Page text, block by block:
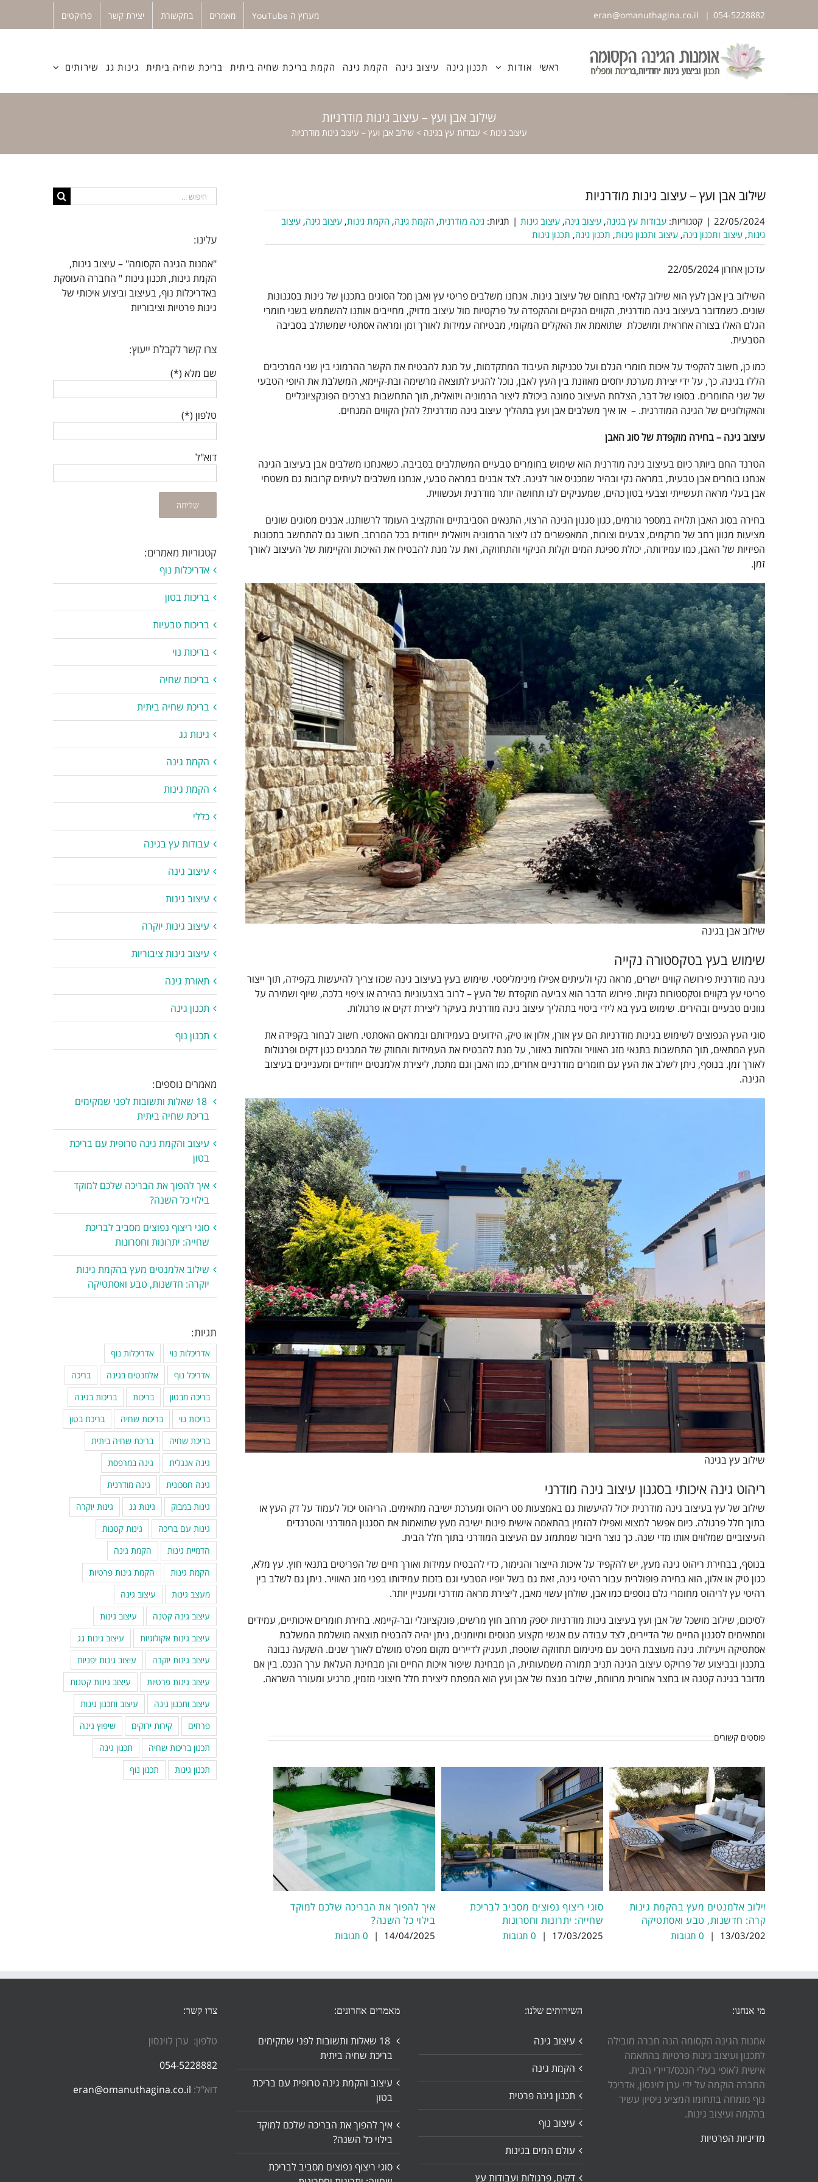
פתח סרגל נגישות
054-5228882
| מערוץ ה YouTube מאמרים בתקשורת יצירת קשר פרויקטים
ראשי אודות תכנון גינה עיצוב גינה הקמת גינה הקמת בריכת שחיה ביתית בריכת שחיה ביתית גינות גג שירותים
שילוב אבן ועץ – עיצוב גינות מודרניות
עיצוב גינות > עבודות עץ בגינה >שילוב אבן ועץ – עיצוב גינות מודרניות
שילוב אבן ועץ – עיצוב גינות מודרניות
22/05/2024
| קטגוריות: עבודות עץ בגינה, עיצוב גינה, עיצוב גינות | תגיות: גינה מודרנית, הקמת גינה, הקמת גינות, עיצוב גינה, עיצוב
גינות, עיצוב ותכנון גינה, עיצוב ותכנון גינות, תכנון גינה, תכנון גינות
עדכון אחרון 22/05/2024
השילוב בין אבן לעץ הוא שילוב קלאסי בתחום של עיצוב גינות. אנחנו משלבים פריטי עץ ואבן מכל הסוגים בתכנון של גינות בסגנונות
שונים. כשמדובר בעיצוב גינה מודרנית, הקווים הנקיים וההקפדה על פרקטיות מול עיצוב מדויק, מחייבים אותנו להשתמש בשני חומרי
הגלם האלו בצורה אחראית ומושכלת שתואמת את האקלים המקומי, מבטיחה עמידות לאורך זמן ומראה אסתטי שמשתלב בסביבה
הטבעית.
כמו כן, חשוב להקפיד על איכות חומרי הגלם ועל טכניקות העיבוד המתקדמות, על מנת להבטיח את הקשר ההרמוני בין שני המרכיבים
הללו בגינה. כך, על ידי יצירת מערכת יחסים מאוזנת בין העץ לאבן, נוכל להגיע לתוצאה מרשימה ובת-קיימא, המשלבת את היופי הטבעי
של שני החומרים. בסופו של דבר, הצלחת העיצוב טמונה ביכולת ליצור הרמוניה ויזואלית, תוך התחשבות בצרכים הפונקציונליים
והאקולוגיים של הגינה המודרנית. – אז איך משלבים אבן ועץ בתהליך עיצוב גינה מודרנית? להלן הקווים המנחים.
עיצוב גינה – בחירה מוקפדת של סוג האבן
הטרנד החם ביותר כיום בעיצוב גינה מודרנית הוא שימוש בחומרים טבעיים המשתלבים בסביבה. כשאנחנו משלבים אבן בעיצוב הגינה
אנחנו בוחרים אבן טבעית, במראה נקי ובהיר שמכניס אור לגינה. לצד אבנים במראה טבעי, אנחנו משלבים לעיתים קרובות גם משטחי
אבן בעלי מראה תעשייתי וצבעי בטון כהים, שמעניקים לנו תחושה יותר מודרנית ועכשווית.
בחירה בסוג האבן תלויה במספר גורמים, כגון סגנון הגינה הרצוי, התנאים הסביבתיים והתקציב העומד לרשותנו. אבנים מסוגים שונים
מציעות מגוון רחב של מרקמים, צבעים וצורות, המאפשרים לנו ליצור הרמוניה ויזואלית ייחודית בכל המרחב. חשוב גם להתחשב בתכונות
הפיזיות של האבן, כמו עמידותה, יכולת ספיגת המים וקלות הניקוי והתחזוקה, זאת על מנת להבטיח את האיכות והקיימות של העיצוב לאורך
זמן.
שילוב אבן בגינה
שימוש בעץ בטקסטורה נקייה
גינה מודרנית פירושה קווים ישרים, מראה נקי ולעיתים אפילו מינימליסטי. שימוש בעץ בעיצוב גינה שכזו צריך להיעשות בקפידה, תוך ייצור
פריטי עץ בקווים וטקסטורות נקיות. פירוש הדבר הוא צביעה מוקפדת של העץ – לרוב בצבעוניות בהירה או ציפוי בלכה, שיוף ושמירה על
גוונים טבעיים ובהירים. שימוש בעץ בא לידי ביטוי בתהליך עיצוב גינה מודרנית בעיקר ליצירת דקים או פרגולות.
סוגי העץ הנפוצים לשימוש בגינות מודרניות הם עץ אורן, אלון או טיק, הידועים בעמידותם ובמראם האסתטי. חשוב לבחור בקפידה את
העץ המתאים, תוך התחשבות בתנאי מזג האוויר והלחות באזור, על מנת להבטיח את העמידות והחוזק של המבנים כגון דקים ופרגולות
לאורך זמן. בנוסף, ניתן לשלב את העץ עם חומרים מודרניים אחרים, כמו האבן וגם מתכת, ליצירת אלמנטים ייחודיים ומעניינים בעיצוב
הגינה.
שילוב עץ בגינה
ריהוט גינה איכותי בסגנון עיצוב גינה מודרני
שילוב של עץ בעיצוב גינה מודרנית יכול להיעשות גם באמצעות סט ריהוט ומערכת ישיבה מתאימים. הריהוט יכול לעמוד על דק העץ או
בתוך חלל פרגולה. כיום אפשר למצוא ואפילו להזמין בהתאמה אישית פינות ישיבה מעץ שתואמות את הסגנון המודרני והטרנדים
העיצוביים שמלווים אותו מדי שנה. כך נוצר חיבור שמתמזג עם העיצוב המודרני בתוך חלל הבית.
בנוסף, בבחירת ריהוט גינה מעץ, יש להקפיד על איכות הייצור והגימור, כדי להבטיח עמידות ואורך חיים של הפריטים בתנאי חוץ. עץ מלא,
כגון טיק או אלון, הוא בחירה פופולרית עבור רהיטי גינה, זאת גם בשל יופיו הטבעי וגם בזכות עמידותו בפני מזג האוויר. ניתן גם לשלב בין
רהיטי עץ לריהוט מחומרי גלם נוספים כמו אבן, שולחן עשוי מאבן, ליצירת מראה מודרני ומעניין יותר.
לסיכום, שילוב מושכל של אבן ועץ בעיצוב גינות מודרניות יספק מרחב חוץ מרשים, פונקציונלי ובר-קיימא. בחירת חומרים איכותיים, עמידים
ומתאימים לסגנון החיים של הדיירים, לצד עבודה עם אנשי מקצוע מנוסים ומיומנים, ניתן יהיה להבטיח תוצאה מושלמת המשלבת
אסתטיקה ויעילות. גינה מעוצבת היטב עם מינימום תחזוקה שוטפת, תעניק לדיירים מקום מפלט מושלם לאורך שנים. השקעה נבונה
בתכנון ובביצוע של פרויקט עיצוב הגינה תניב תמורה משמעותית, הן מבחינת שיפור איכות החיים והן מבחינת העלאת ערך הנכס. בין אם
מדובר בגינה קטנה או בחצר אחורית מרווחת, שילוב מנצח של אבן ועץ הוא המפתח ליצירת חלל חיצוני מזמין, מרגיע ומעורר השראה.
פוסטים קשורים
איך להפוך את הבריכה שלכם למוקד
בילוי כל השנה?
14/04/2025
| 0 תגובות
סוגי ריצוף נפוצים מסביב לבריכת
שחייה: יתרונות וחסרונות
17/03/2025
| 0 תגובות
שילוב אלמנטים מעץ בהקמת גינות
יוקרה: חדשנות, טבע ואסתטיקה
13/03/2025
| 0 תגובות
חיפוש...
עלינו:
"אמנות הגינה הקסומה" – עיצוב גינות,
הקמת גינות, תכנון גינות " החברה העוסקת
באדריכלות נוף, בעיצוב וביצוע איכותי של
גינות פרטיות וציבוריות
צרו קשר לקבלת ייעוץ:
שם מלא (*)
טלפון (*)
דוא"ל
קטגוריות מאמרים:
אדריכלות נוף
בריכות בטון
בריכות טבעיות
בריכות נוי
בריכות שחיה
בריכת שחיה ביתית
גינות גג
הקמת גינה
הקמת גינות
כללי
עבודות עץ בגינה
עיצוב גינה
עיצוב גינות
עיצוב גינות יוקרה
עיצוב גינות ציבוריות
תאורת גינה
תכנון גינה
תכנון נוף
מאמרים נוספים:
18 שאלות ותשובות לפני שמקימים
בריכת שחיה ביתית
עיצוב והקמת גינה טרופית עם בריכת
בטון
איך להפוך את הבריכה שלכם למוקד
בילוי כל השנה?
סוגי ריצוף נפוצים מסביב לבריכת
שחייה: יתרונות וחסרונות
שילוב אלמנטים מעץ בהקמת גינות
יוקרה: חדשנות, טבע ואסתטיקה
תגיות:
אדריכלות נוי
אדריכלות נוף
אדריכל נוף
אלמנטים בגינה
בריכה
בריכה מבטון
בריכות
בריכות בגינה
בריכות נוי
בריכות שחיה
בריכת בטון
בריכת שחיה
בריכת שחיה ביתית
גינה אנגלית
גינה במרפסת
גינה חסכונית
גינה מודרנית
גינות במבוק
גינות גג
גינות יוקרה
גינות עם בריכה
גינות קטנות
הדמיית גינות
הקמת גינה
הקמת גינות
הקמת גינות פרטיות
מעצב גינות
עיצוב גינה
עיצוב גינה קטנה
עיצוב גינות
עיצוב גינות אקולוגיות
עיצוב גינות גג
עיצוב גינות יוקרה
עיצוב גינות יפניות
עיצוב גינות פרטיות
עיצוב גינות קטנות
עיצוב ותכנון גינה
עיצוב ותכנון גינות
פרחים
קירות ירוקים
שיפוץ גינה
תכנון בריכות שחיה
תכנון גינה
תכנון גינות
תכנון נוף
מי אנחנו:
אמנות הגינה הקסומה הנה חברה מובילה
לתכנון ועיצוב גינות פרטיות בהתאמה
אישית לאופי בעלי הנכס/דיירי הבית.
החברה הוקמה על ידי ערן לוינסון, אדריכל
נוף מומחה בתחומו המציע ניסיון עשיר
בהקמה ועיצוב גינות.
מדיניות הפרטיות
השירותים שלנו:
עיצוב גינה
הקמת גינה
תכנון גינה פרטית
עיצוב נוף
עולם המים בגינות
דקים, פרגולות ועבודות עץ
מאמרים אחרונים:
18 שאלות ותשובות לפני שמקימים
בריכת שחיה ביתית
עיצוב והקמת גינה טרופית עם בריכת
בטון
איך להפוך את הבריכה שלכם למוקד
בילוי כל השנה?
סוגי ריצוף נפוצים מסביב לבריכת
צרו קשר:
טלפון: ערן לוינסון
054-5228882
דוא"ל: eran@omanuthagina.co.il